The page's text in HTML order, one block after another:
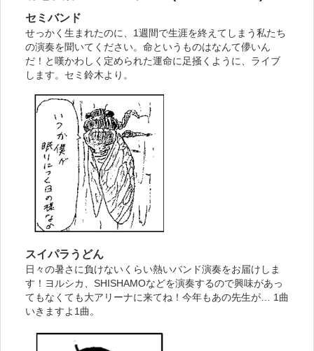
セミバンド
せっかく生まれたのに、1週間で生涯を終えてしまう私たち
の演奏を聞いてください。命というものはなんて儚いん
だ！と嘆かわしく定められた運命に足掻くように、ライブ
します。セミ鈴木より。
スイパラうどん
日々の暑さに負けないくらい熱いバンド演奏をお届けしま
す！ヨルシカ、SHISHAMOなどを演奏するので興味があっ
てもなくても大アリーナに来てね！今年もあの先生が… 1曲
いきますよ1曲。